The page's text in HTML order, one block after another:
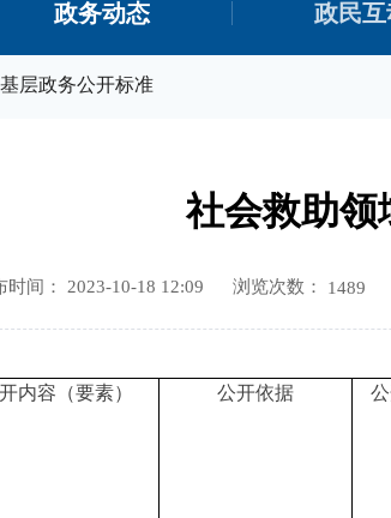
政务动态 政民互
基层政务公开标准
社会救助领
时间： 2023-10-18 12:09 浏览次数： 1489
内容（要素） 公开依据